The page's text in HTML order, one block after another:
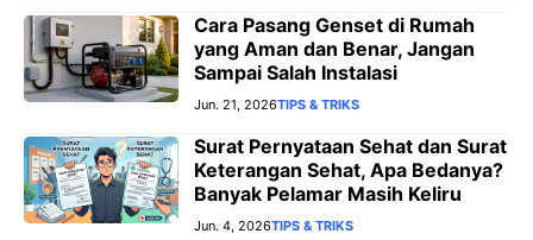
Cara Pasang Genset di Rumah
yang Aman dan Benar, Jangan
Sampai Salah Instalasi
Jun. 21, 2026TIPS & TRIKS
Surat Pernyataan Sehat dan Surat
Keterangan Sehat, Apa Bedanya?
Banyak Pelamar Masih Keliru
Jun. 4, 2026TIPS & TRIKS